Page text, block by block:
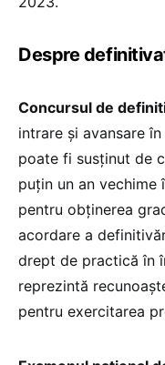
Despre
Concursul de
intrare și avansare
poate fi susținut de
puțin un an
pentru obținerea
acordare a
drept de practică în
reprezintă
pentru exercitarea